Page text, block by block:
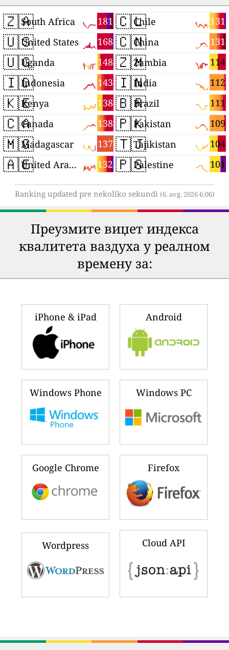
🇿🇦 181
South Africa
🇺🇸 168
United States
🇺🇬 148
Uganda
🇮🇩 143
Indonesia
🇰🇪 138
Kenya
🇨🇦 138
Canada
🇲🇬 137
Madagascar
🇦🇪 132
United Arab Emirates
🇨🇱 131
Chile
🇨🇳 131
China
🇿🇲 114
Zambia
🇮🇳 112
India
🇧🇷 111
Brazil
🇵🇰 109
Pakistan
🇹🇯 104
Tajikistan
🇵🇸 101
Palestine
Ranking updated pre nekoliko sekundi (6. avg. 2026 6:06)
Преузмите виџет индекса
квалитета ваздуха у реалном
времену за:
iPhone & iPad Android
Windows Phone Windows PC
Google Chrome Firefox
Wordpress Cloud API